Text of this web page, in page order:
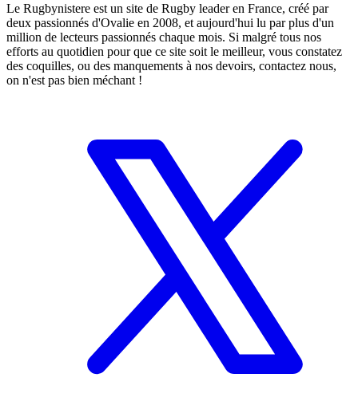
Le Rugbynistere est un site de Rugby leader en France, créé par
deux passionnés d'Ovalie en 2008, et aujourd'hui lu par plus d'un
million de lecteurs passionnés chaque mois. Si malgré tous nos
efforts au quotidien pour que ce site soit le meilleur, vous constatez
des coquilles, ou des manquements à nos devoirs, contactez nous,
on n'est pas bien méchant !